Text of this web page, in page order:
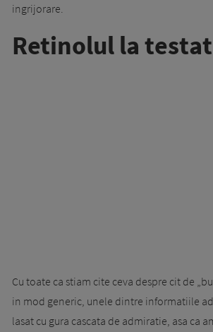
ingrijorare.
Retinolul la testat
Cu toate ca stiam cite ceva despre cit de
in mod generic, unele dintre informatiile
lasat cu gura cascata de admiratie, asa ca